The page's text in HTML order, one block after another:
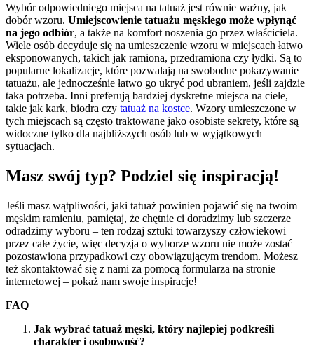
Wybór odpowiedniego miejsca na tatuaż jest równie ważny, jak
dobór wzoru. Umiejscowienie tatuażu męskiego może wpłynąć
na jego odbiór, a także na komfort noszenia go przez właściciela.
Wiele osób decyduje się na umieszczenie wzoru w miejscach łatwo
eksponowanych, takich jak ramiona, przedramiona czy łydki. Są to
popularne lokalizacje, które pozwalają na swobodne pokazywanie
tatuażu, ale jednocześnie łatwo go ukryć pod ubraniem, jeśli zajdzie
taka potrzeba. Inni preferują bardziej dyskretne miejsca na ciele,
takie jak kark, biodra czy tatuaż na kostce. Wzory umieszczone w
tych miejscach są często traktowane jako osobiste sekrety, które są
widoczne tylko dla najbliższych osób lub w wyjątkowych
sytuacjach.
Masz swój typ? Podziel się inspiracją!
Jeśli masz wątpliwości, jaki tatuaż powinien pojawić się na twoim
męskim ramieniu, pamiętaj, że chętnie ci doradzimy lub szczerze
odradzimy wyboru – ten rodzaj sztuki towarzyszy człowiekowi
przez całe życie, więc decyzja o wyborze wzoru nie może zostać
pozostawiona przypadkowi czy obowiązującym trendom. Możesz
też skontaktować się z nami za pomocą formularza na stronie
internetowej – pokaż nam swoje inspiracje!
FAQ
Jak wybrać tatuaż męski, który najlepiej podkreśli
charakter i osobowość?